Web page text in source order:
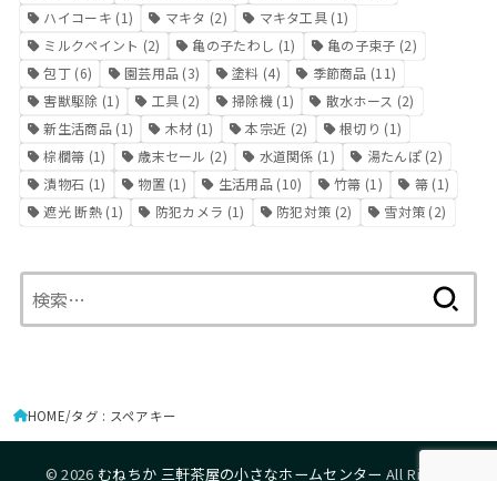
ハイコーキ (1) マキタ (2) マキタ工具 (1)
ミルクペイント (2) 亀の子たわし (1) 亀の子束子 (2)
包丁 (6) 園芸用品 (3) 塗料 (4) 季節商品 (11)
害獣駆除 (1) 工具 (2) 掃除機(1) 散水ホース (2)
新生活商品(1) 木材(1) 本宗近 (2) 根切り (1)
棕櫚箒 (1) 歳末セール (2) 水道関係 (1) 湯たんぽ(2)
漬物石 (1) 物置 (1) 生活用品(10) 竹箒 (1) 箒(1)
遮光 断熱(1) 防犯カメラ (1) 防犯対策 (2) 雪対策 (2)
索:
HOME タグ : スペアキー
© 2026 むねちか 三軒茶屋の小さなホームセンター All Rights